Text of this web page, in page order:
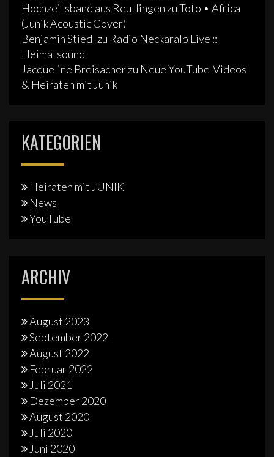
Hochzeitsband aus Reutlingen zuToto • Africa
(Junik Acoustic Cover)
Benjamin Stiedl zu Radio Neckaralb Live ::
Heimatsound
Jacqueline Breisacherzu Neue YouTube-Videos
& Heiraten mit Junik
KATEGORIEN
Heiraten mit JUNIK
News
YouTube
ARCHIV
August 2023
September 2022
August 2022
Februar 2022
Juli 2021
Dezember 2020
August 2020
Juli 2020
Juni 2020